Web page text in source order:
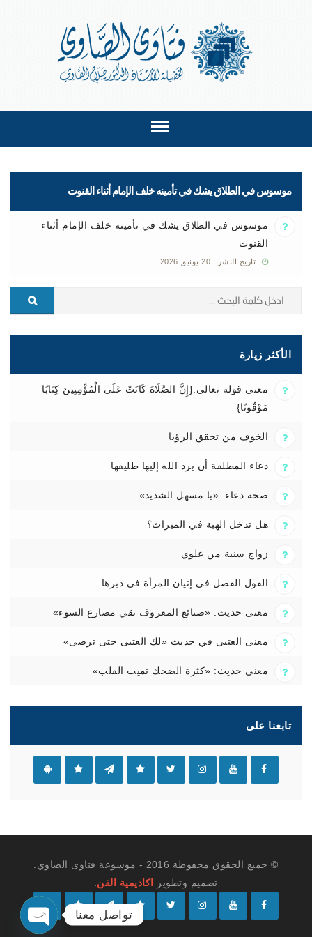
موسوس في الطلاق يشك في تأمينه خلف الإمام أثناء القنوت
موسوس في الطلاق يشك في تأمينه خلف الإمام أثناء
القنوت
تاريخ النشر : 20 يونيو, 2026
الأكثر زيارة
معنى قوله تعالى:{إِنَّ الصَّلَاةَ كَانَتْ عَلَى الْمُؤْمِنِينَ كِتَابًا
مَوْقُوتًا}
الخوف من تحقق الرؤيا
دعاء المطلقة أن يرد الله إليها طليقها
صحة دعاء: «يا مسهل الشديد»
هل تدخل الهبة في الميراث؟
زواج سنية من علوي
القول الفصل في إتيان المرأة في دبرها
معنى حديث: «صنائع المعروف تقي مصارع السوء»
معنى العتبى في حديث «لك العتبى حتى ترضى»
معنى حديث: «كثرة الضحك تميت القلب»
تابعنا على
© جميع الحقوق محفوظة 2016 - موسوعة فتاوى الصاوي.
تصميم وتطوير
اكاديمية الفن
تواصل معنا